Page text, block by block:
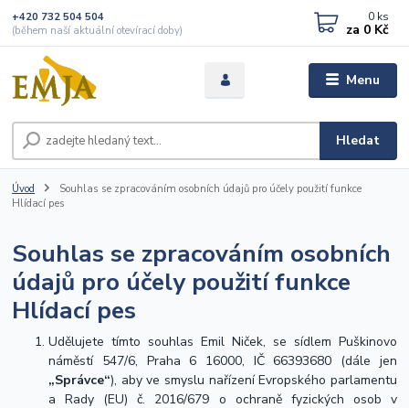
Menu
Hledat
+420 732 504 504
(během naší aktuální otevírací doby)
0 ks
za 0 Kč
Úvod
Souhlas se zpracováním osobních údajů pro účely použití funkce
Hlídací pes
Souhlas se zpracováním osobních
údajů pro účely použití funkce
Hlídací pes
Udělujete tímto souhlas Emil Niček, se sídlem Puškinovo
náměstí 547/6, Praha 6 16000, IČ 66393680 (dále jen
„Správce“), aby ve smyslu nařízení Evropského parlamentu
a Rady (EU) č. 2016/679 o ochraně fyzických osob v